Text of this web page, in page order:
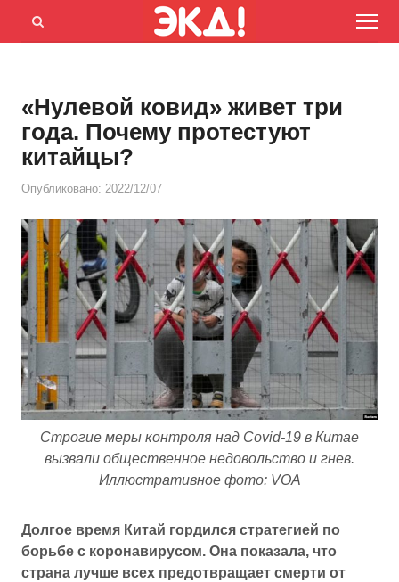
Menu
Открыть
«Нулевой ковид» живет три
года. Почему протестуют
китайцы?
Опубликовано: 2022/12/07
Строгие меры контроля над Covid-19 в Китае
вызвали общественное недовольство и гнев.
Иллюстративное фото: VOA
Долгое время Китай гордился стратегией по
борьбе с коронавирусом. Она показала, что
страна лучше всех предотвращает смерти от